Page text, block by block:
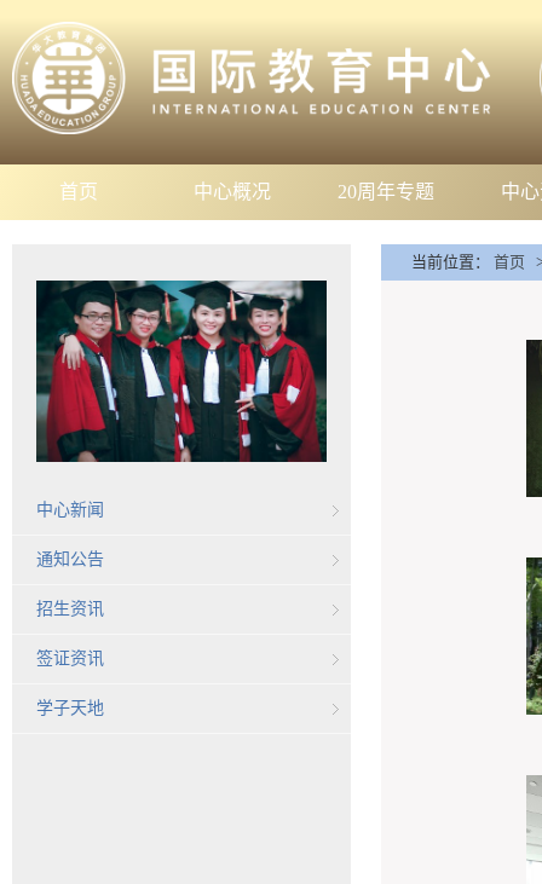
首页 中心概况 20周年专题 中
中心新闻
通知公告
招生资讯
签证资讯
学子天地
当前位置： 首页